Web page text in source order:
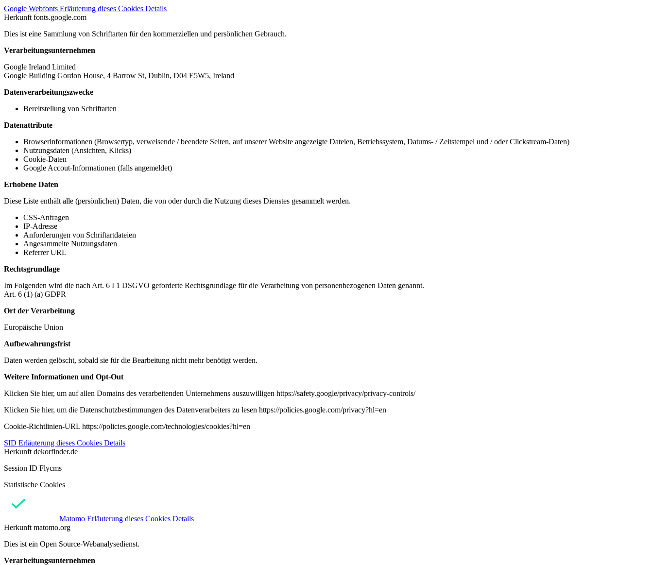
Google Webfonts Erläuterung dieses Cookies Details
Herkunft fonts.google.com
Dies ist eine Sammlung von Schriftarten für den kommerziellen und persönlichen Gebrauch.
Verarbeitungsunternehmen
Google Ireland Limited
Google Building Gordon House, 4 Barrow St, Dublin, D04 E5W5, Ireland
Datenverarbeitungszwecke
Bereitstellung von Schriftarten
Datenattribute
Browserinformationen (Browsertyp, verweisende / beendete Seiten, auf unserer Website angezeigte Dateien, Betriebssystem, Datums- / Zeitstempel und / oder Clickstream-Daten)
Nutzungsdaten (Ansichten, Klicks)
Cookie-Daten
Google Accout-Informationen (falls angemeldet)
Erhobene Daten
Diese Liste enthält alle (persönlichen) Daten, die von oder durch die Nutzung dieses Dienstes gesammelt werden.
CSS-Anfragen
IP-Adresse
Anforderungen von Schriftartdateien
Angesammelte Nutzungsdaten
Referrer URL
Rechtsgrundlage
Im Folgenden wird die nach Art. 6 I 1 DSGVO geforderte Rechtsgrundlage für die Verarbeitung von personenbezogenen Daten genannt.
Art. 6 (1) (a) GDPR
Ort der Verarbeitung
Europäische Union
Aufbewahrungsfrist
Daten werden gelöscht, sobald sie für die Bearbeitung nicht mehr benötigt werden.
Weitere Informationen und Opt-Out
Klicken Sie hier, um auf allen Domains des verarbeitenden Unternehmens auszuwilligen https://safety.google/privacy/privacy-controls/
Klicken Sie hier, um die Datenschutzbestimmungen des Datenverarbeiters zu lesen https://policies.google.com/privacy?hl=en
Cookie-Richtlinien-URL https://policies.google.com/technologies/cookies?hl=en
SID Erläuterung dieses Cookies Details
Herkunft dekorfinder.de
Session ID Flycms
Statistische Cookies
Matomo Erläuterung dieses Cookies Details
Herkunft matomo.org
Dies ist ein Open Source-Webanalysedienst.
Verarbeitungsunternehmen